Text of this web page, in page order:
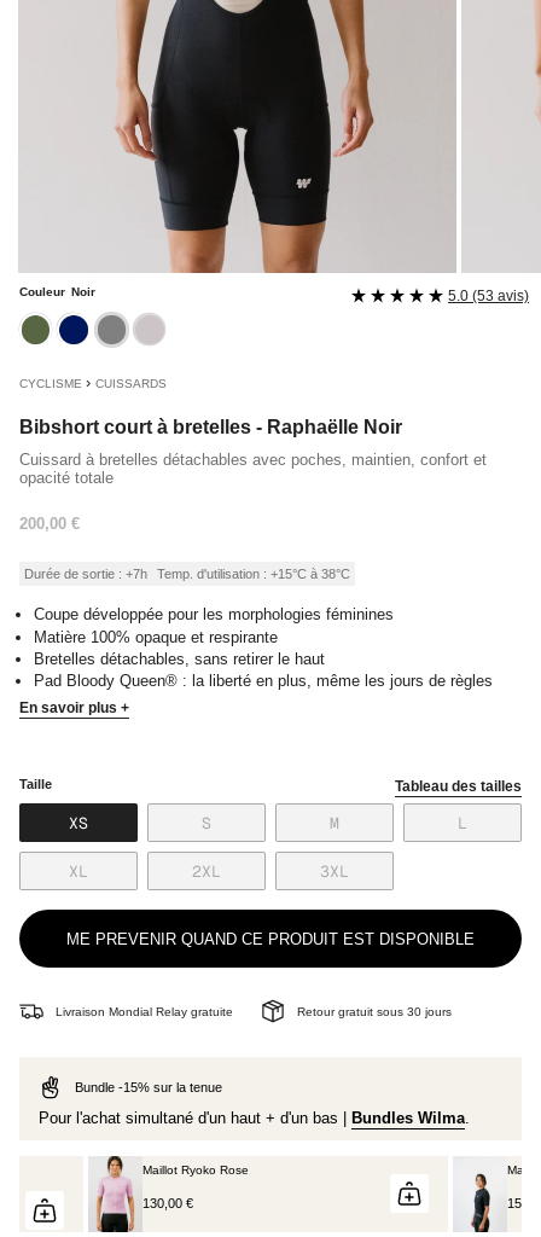
CYCLISME › CUISSARDS
Bibshort court à bretelles - Raphaëlle Noir
Cuissard à bretelles détachables avec poches, maintien, confort et
opacité totale
5.0 (53 avis)
Prix
200,00 €
Durée de sortie : +7h Temp. d'utilisation : +15°C à 38°C
Coupe développée pour les morphologies féminines
Matière 100% opaque et respirante
Bretelles détachables, sans retirer le haut
Pad Bloody Queen® : la liberté en plus, même les jours de règles
En savoir plus +
Couleur Noir
kaki navy noir rose
Taille Tableau des tailles
XSVARIANTE
ÉPUISÉE
S
ÉPUISÉE
OU
NON
M
ÉPUISÉE
OU
NON
L
ÉPUISÉE
XL
ÉPUISÉE
OU
NON
2XL
ÉPUISÉE
OU
NON
3XL
ÉPUISÉE
OU
NON
ME PREVENIR QUAND CE PRODUIT EST DISPONIBLE
Livraison Mondial Relay gratuite Retour gratuit sous 30 jours
Bundle -15% sur la tenue
Pour l'achat simultané d'un haut + d'un bas | Bundles Wilma
Maillot Ryoko Rose
130,00 €